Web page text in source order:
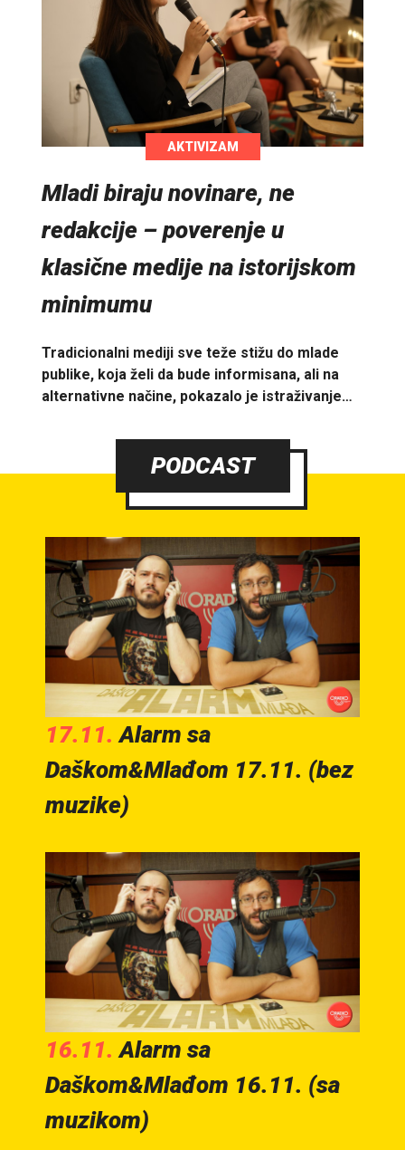
AKTIVIZAM
Mladi biraju novinare, ne
redakcije – poverenje u
klasične medije na istorijskom
minimumu
Tradicionalni mediji sve teže stižu do mlade
publike, koja želi da bude informisana, ali na
alternativne načine, pokazalo je istraživanje…
PODCAST
17.11.Alarm sa
Daškom&Mlađom 17.11. (bez
muzike)
16.11.Alarm sa
Daškom&Mlađom 16.11. (sa
muzikom)